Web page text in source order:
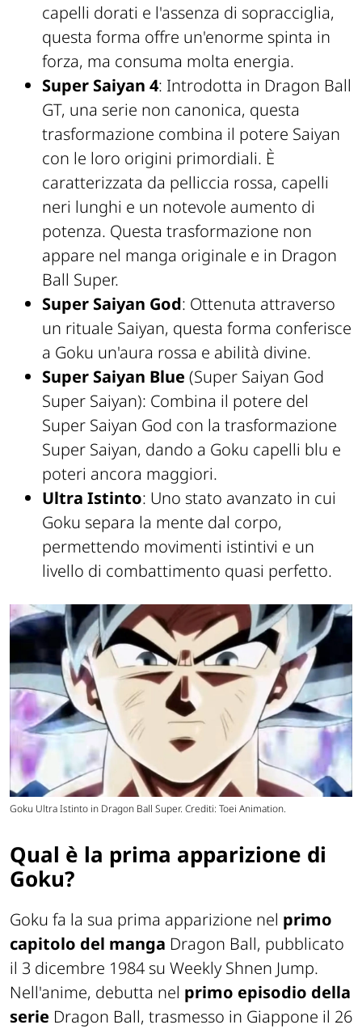
capelli dorati e l'assenza di sopracciglia,
questa forma offre un'enorme spinta in
forza, ma consuma molta energia.
Super Saiyan 4: Introdotta in Dragon Ball
GT, una serie non canonica, questa
trasformazione combina il potere Saiyan
con le loro origini primordiali. È
caratterizzata da pelliccia rossa, capelli
neri lunghi e un notevole aumento di
potenza. Questa trasformazione non
appare nel manga originale e in Dragon
Ball Super.
Super Saiyan God: Ottenuta attraverso
un rituale Saiyan, questa forma conferisce
a Goku un'aura rossa e abilità divine.
Super Saiyan Blue (Super Saiyan God
Super Saiyan): Combina il potere del
Super Saiyan God con la trasformazione
Super Saiyan, dando a Goku capelli blu e
poteri ancora maggiori.
Ultra Istinto: Uno stato avanzato in cui
Goku separa la mente dal corpo,
permettendo movimenti istintivi e un
livello di combattimento quasi perfetto.
Goku Ultra Istinto in Dragon Ball Super. Crediti: Toei Animation.
Qual è la prima apparizione di
Goku?
Goku fa la sua prima apparizione nel primo
capitolo del manga Dragon Ball, pubblicato
il 3 dicembre 1984 su Weekly Shnen Jump.
Nell'anime, debutta nel primo episodio della
serie Dragon Ball, trasmesso in Giappone il 26